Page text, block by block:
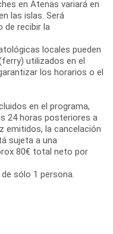
en Atenas variará en
las islas. Será
de recibir la
locales pueden
utilizados en el
los horarios o el
en el programa,
24 horas posteriores a
emitidos, la cancelación
sujeta a una
80€ total neto por
sólo 1 persona.